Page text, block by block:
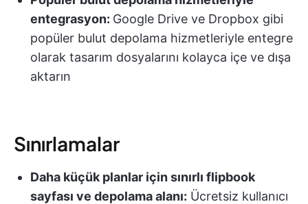
entegrasyon: Google Drive ve Dropbox gibi
popüler bulut depolama hizmetleriyle entegre
olarak tasarım dosyalarını kolayca içe ve dışa
aktarın
Sınırlamalar
Daha küçük planlar için sınırlı flipbook
sayfası ve depolama alanı: Ücretsiz kullanıcı